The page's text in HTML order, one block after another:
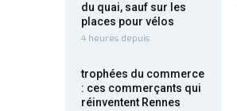
du quai, sauf sur les
places pour vélos
4 heures depuis
trophées du commerce
: ces commerçants qui
réinventent Rennes